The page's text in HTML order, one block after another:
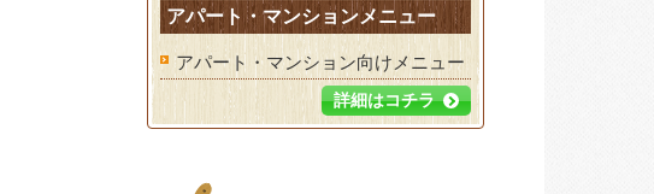
アパート・マンションメニュー
アパート・マンション向けメニュー
詳細はコチラ